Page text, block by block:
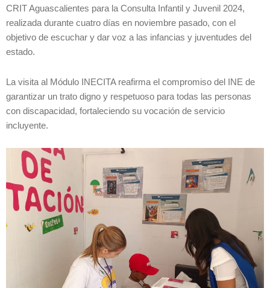
CRIT Aguascalientes para la Consulta Infantil y Juvenil 2024,
realizada durante cuatro días en noviembre pasado, con el
objetivo de escuchar y dar voz a las infancias y juventudes del
estado.
La visita al Módulo INECITA reafirma el compromiso del INE de
garantizar un trato digno y respetuoso para todas las personas
con discapacidad, fortaleciendo su vocación de servicio
incluyente.